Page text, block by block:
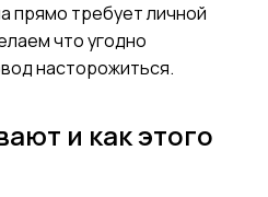
прямо требует личной
что угодно
насторожиться.
и как этого